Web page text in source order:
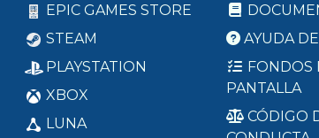
EPIC GAMES STORE
STEAM
PLAYSTATION
XBOX
LUNA
AYUDA
FONDOS
PANTALLA
CÓDIGO